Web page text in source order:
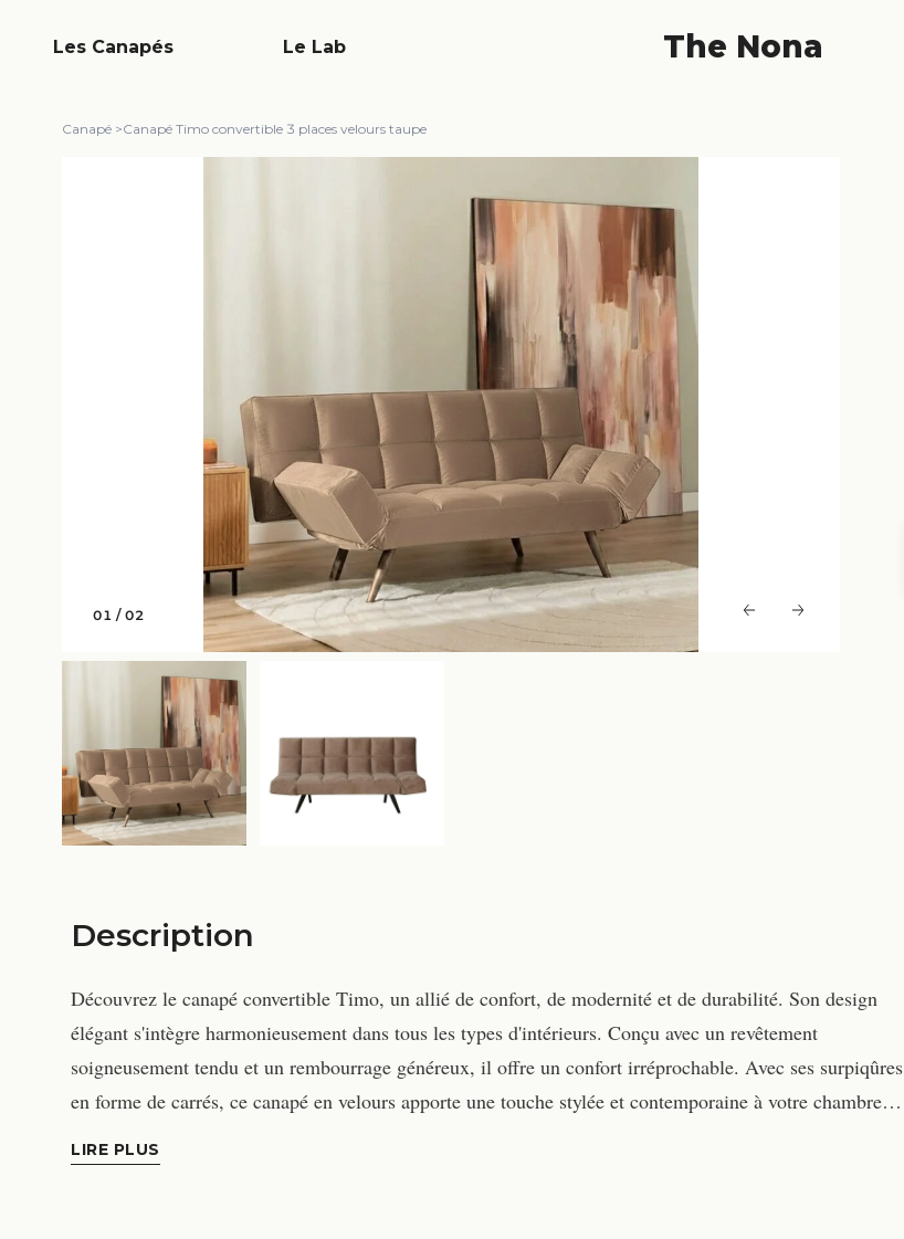
The Nona
Les Canapés Le Lab
Canapé >Canapé Timo convertible 3 places velours taupe
01 /02
Description
Découvrez le canapé convertible Timo, un allié de confort, de modernité et de durabilité. Son design
élégant s'intègre harmonieusement dans tous les types d'intérieurs. Conçu avec un revêtement
soigneusement tendu et un rembourrage généreux, il offre un confort irréprochable. Avec ses surpiqûres
en forme de carrés, ce canapé en velours apporte une touche stylée et contemporaine à votre chambre…
LIRE PLUS